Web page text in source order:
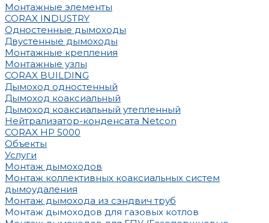
Монтажные элементы
CORAX INDUSTRY
Одностенные дымоходы
Двустенные дымоходы
Монтажные крепления
Монтажные узлы
CORAX BUILDING
Дымоход одностенный
Дымоход коаксиальный
Дымоход коаксиальный утепленный
Нейтрализатор-конденсата Netcon
CORAX HP 5000
Объекты
Услуги
Монтаж дымоходов
Монтаж коллективных коаксиальных систем
дымоудаления
Монтаж дымохода из сэндвич труб
Монтаж дымоходов для газовых котлов